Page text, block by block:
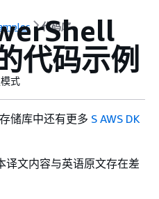
代码库
代码示例
式
储库中还有更多 S AWS DK
译文内容与英语原文存在差